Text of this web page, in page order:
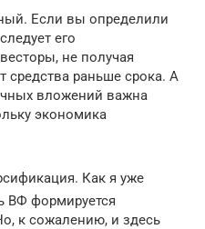
Если вы определили
его
не получая
раньше срока. А
вложений важна
экономика
Как я уже
ВФ формируется
к сожалению, и здесь